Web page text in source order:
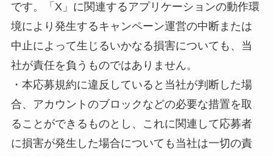
です。「X」に関連するアプリケーションの動作環
境により発生するキャンペーン運営の中断または
中止によって生じるいかなる損害についても、当
社が責任を負うものではありません。
・本応募規約に違反していると当社が判断した場
合、アカウントのブロックなどの必要な措置を取
ることができるものとし、これに関連して応募者
に損害が発生した場合についても当社は一切の責